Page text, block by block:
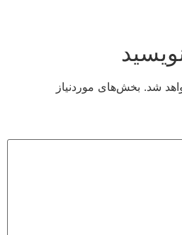
شد. بخش‌های موردنیاز